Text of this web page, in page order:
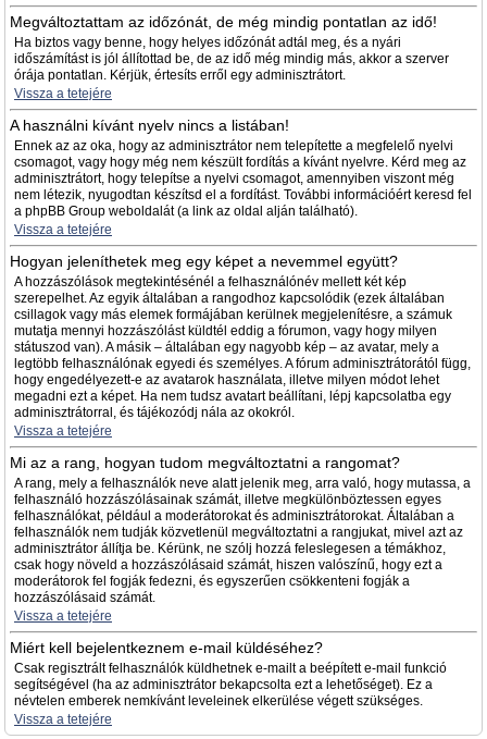
Megváltoztattam az időzónát, de még mindig pontatlan az idő!
Ha biztos vagy benne, hogy helyes időzónát adtál meg, és a nyári
időszámítást is jól állítottad be, de az idő még mindig más, akkor a szerver
órája pontatlan. Kérjük, értesíts erről egy adminisztrátort.
Vissza a tetejére
A használni kívánt nyelv nincs a listában!
Ennek az az oka, hogy az adminisztrátor nem telepítette a megfelelő nyelvi
csomagot, vagy hogy még nem készült fordítás a kívánt nyelvre. Kérd meg az
adminisztrátort, hogy telepítse a nyelvi csomagot, amennyiben viszont még
nem létezik, nyugodtan készítsd el a fordítást. További információért keresd fel
a phpBB Group weboldalát (a link az oldal alján található).
Vissza a tetejére
Hogyan jeleníthetek meg egy képet a nevemmel együtt?
A hozzászólások megtekintésénél a felhasználónév mellett két kép
szerepelhet. Az egyik általában a rangodhoz kapcsolódik (ezek általában
csillagok vagy más elemek formájában kerülnek megjelenítésre, a számuk
mutatja mennyi hozzászólást küldtél eddig a fórumon, vagy hogy milyen
státuszod van). A másik – általában egy nagyobb kép – az avatar, mely a
legtöbb felhasználónak egyedi és személyes. A fórum adminisztrátorától függ,
hogy engedélyezett-e az avatarok használata, illetve milyen módot lehet
megadni ezt a képet. Ha nem tudsz avatart beállítani, lépj kapcsolatba egy
adminisztrátorral, és tájékozódj nála az okokról.
Vissza a tetejére
Mi az a rang, hogyan tudom megváltoztatni a rangomat?
A rang, mely a felhasználók neve alatt jelenik meg, arra való, hogy mutassa, a
felhasználó hozzászólásainak számát, illetve megkülönböztessen egyes
felhasználókat, például a moderátorokat és adminisztrátorokat. Általában a
felhasználók nem tudják közvetlenül megváltoztatni a rangjukat, mivel azt az
adminisztrátor állítja be. Kérünk, ne szólj hozzá feleslegesen a témákhoz,
csak hogy növeld a hozzászólásaid számát, hiszen valószínű, hogy ezt a
moderátorok fel fogják fedezni, és egyszerűen csökkenteni fogják a
hozzászólásaid számát.
Vissza a tetejére
Miért kell bejelentkeznem e-mail küldéséhez?
Csak regisztrált felhasználók küldhetnek e-mailt a beépített e-mail funkció
segítségével (ha az adminisztrátor bekapcsolta ezt a lehetőséget). Ez a
névtelen emberek nemkívánt leveleinek elkerülése végett szükséges.
Vissza a tetejére